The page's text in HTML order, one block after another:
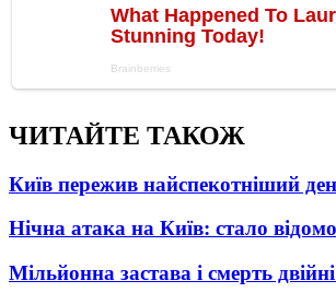
ЧИТАЙТЕ ТАКОЖ
Київ пережив найспекотніший
Нічна атака на Київ: стало
Мільйонна застава і смерть